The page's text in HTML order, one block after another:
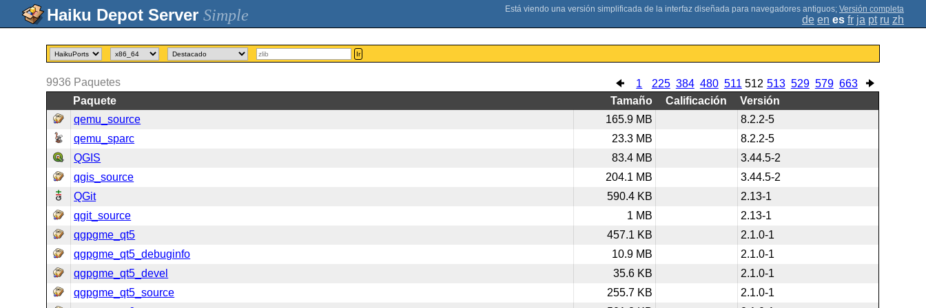
Simple ; Versión completa
de en es fr ja pt ru zh
Ir
1 225 384 480 511 512 513 529 579 663
9936 Paquetes
Paquete
Tamaño Calificación
Versión
qemu_source
165.9 MB
8.2.2-5
qemu_sparc
23.3 MB
8.2.2-5
QGIS
83.4 MB
3.44.5-2
qgis_source
204.1 MB
3.44.5-2
QGit
590.4 KB
2.13-1
qgit_source
1 MB
2.13-1
qgpgme_qt5
457.1 KB
2.1.0-1
qgpgme_qt5_debuginfo
10.9 MB
2.1.0-1
qgpgme_qt5_devel
35.6 KB
2.1.0-1
qgpgme_qt5_source
255.7 KB
2.1.0-1